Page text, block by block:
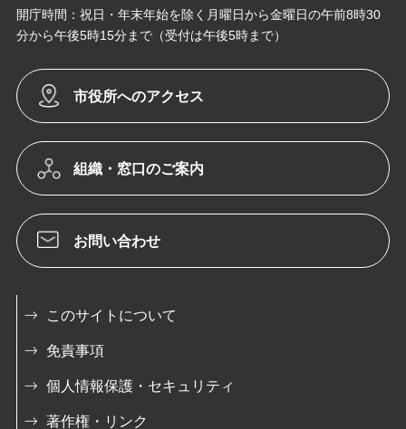
開庁時間：祝日・年末年始を除く月曜日から金曜日の午前8時30
分から午後5時15分まで（受付は午後5時まで）
市役所へのアクセス
組織・窓口のご案内
お問い合わせ
このサイトについて
免責事項
個人情報保護・セキュリティ
著作権・リンク